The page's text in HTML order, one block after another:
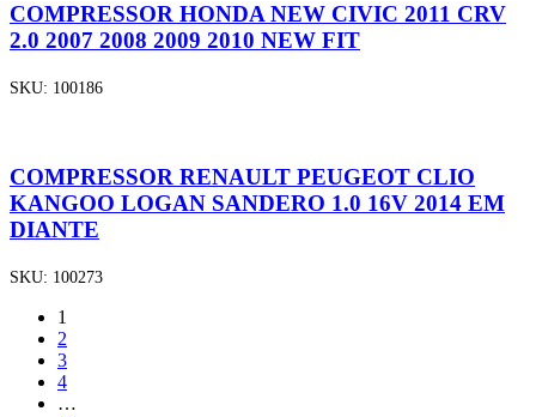
COMPRESSOR HONDA NEW CIVIC 2011 CRV
2.0 2007 2008 2009 2010 NEW FIT
SKU: 100186
COMPRESSOR RENAULT PEUGEOT CLIO
KANGOO LOGAN SANDERO 1.0 16V 2014 EM
DIANTE
SKU: 100273
1
2
3
4
…